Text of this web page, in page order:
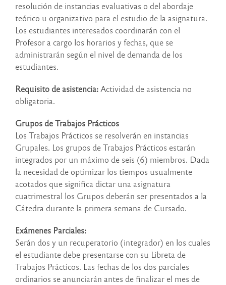
resolución de instancias evaluativas o del abordaje
teórico u organizativo para el estudio de la asignatura.
Los estudiantes interesados coordinarán con el
Profesor a cargo los horarios y fechas, que se
administrarán según el nivel de demanda de los
estudiantes.
Requisito de asistencia:Actividad de asistencia no
obligatoria.
Grupos de Trabajos Prácticos
Los Trabajos Prácticos se resolverán en instancias
Grupales. Los grupos de Trabajos Prácticos estarán
integrados por un máximo de seis (6) miembros. Dada
la necesidad de optimizar los tiempos usualmente
acotados que significa dictar una asignatura
cuatrimestral los Grupos deberán ser presentados a la
Cátedra durante la primera semana de Cursado.
Exámenes Parciales:
Serán dos y un recuperatorio (integrador) en los cuales
el estudiante debe presentarse con su Libreta de
Trabajos Prácticos. Las fechas de los dos parciales
ordinarios se anunciarán antes de finalizar el mes de